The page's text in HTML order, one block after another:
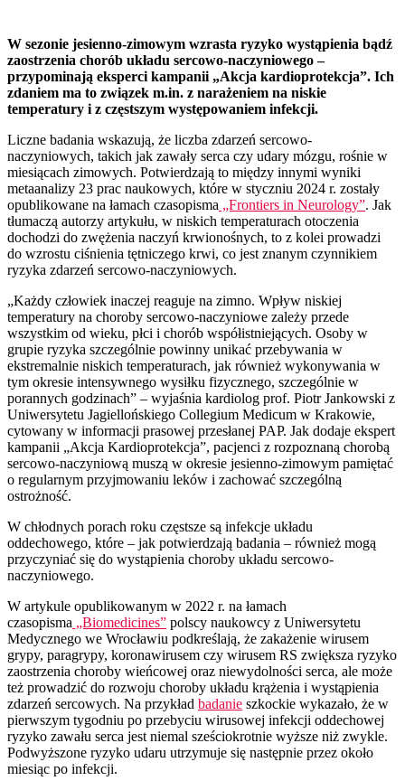
W sezonie jesienno-zimowym wzrasta ryzyko wystąpienia bądź
zaostrzenia chorób układu sercowo-naczyniowego –
przypominają eksperci kampanii „Akcja kardioprotekcja”. Ich
zdaniem ma to związek m.in. z narażeniem na niskie
temperatury i z częstszym występowaniem infekcji.
Liczne badania wskazują, że liczba zdarzeń sercowo-
naczyniowych, takich jak zawały serca czy udary mózgu, rośnie w
miesiącach zimowych. Potwierdzają to między innymi wyniki
metaanalizy 23 prac naukowych, które w styczniu 2024 r. zostały
opublikowane na łamach czasopisma „Frontiers in Neurology”. Jak
tłumaczą autorzy artykułu, w niskich temperaturach otoczenia
dochodzi do zwężenia naczyń krwionośnych, to z kolei prowadzi
do wzrostu ciśnienia tętniczego krwi, co jest znanym czynnikiem
ryzyka zdarzeń sercowo-naczyniowych.
„Każdy człowiek inaczej reaguje na zimno. Wpływ niskiej
temperatury na choroby sercowo-naczyniowe zależy przede
wszystkim od wieku, płci i chorób współistniejących. Osoby w
grupie ryzyka szczególnie powinny unikać przebywania w
ekstremalnie niskich temperaturach, jak również wykonywania w
tym okresie intensywnego wysiłku fizycznego, szczególnie w
porannych godzinach” – wyjaśnia kardiolog prof. Piotr Jankowski z
Uniwersytetu Jagiellońskiego Collegium Medicum w Krakowie,
cytowany w informacji prasowej przesłanej PAP. Jak dodaje ekspert
kampanii „Akcja Kardioprotekcja”, pacjenci z rozpoznaną chorobą
sercowo-naczyniową muszą w okresie jesienno-zimowym pamiętać
o regularnym przyjmowaniu leków i zachować szczególną
ostrożność.
W chłodnych porach roku częstsze są infekcje układu
oddechowego, które – jak potwierdzają badania – również mogą
przyczyniać się do wystąpienia choroby układu sercowo-
naczyniowego.
W artykule opublikowanym w 2022 r. na łamach
czasopisma „Biomedicines” polscy naukowcy z Uniwersytetu
Medycznego we Wrocławiu podkreślają, że zakażenie wirusem
grypy, paragrypy, koronawirusem czy wirusem RS zwiększa ryzyko
zaostrzenia choroby wieńcowej oraz niewydolności serca, ale może
też prowadzić do rozwoju choroby układu krążenia i wystąpienia
zdarzeń sercowych. Na przykład badanie szkockie wykazało, że w
pierwszym tygodniu po przebyciu wirusowej infekcji oddechowej
ryzyko zawału serca jest niemal sześciokrotnie wyższe niż zwykle.
Podwyższone ryzyko udaru utrzymuje się następnie przez około
miesiąc po infekcji.